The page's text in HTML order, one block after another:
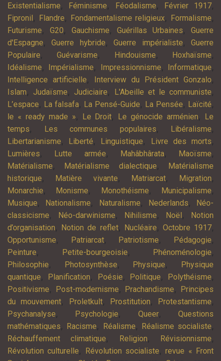
Existentialisme, Féminisme, Féodalisme, Février 1917,
Fipronil , Flandre, Fondamentalisme religieux, Formalisme,
Futurisme, G20, Gauchisme,Guérillas Urbaines,Guerre
d'Espagne,Guerre hybride,Guerre impérialiste,Guerre
Populaire,Guévarisme, Hindouisme, Hoxhaïsme,
Idéalisme, Impérialisme, Impressionnisme, Informatique,
Intelligence artificielle, Interview du Président Gonzalo,
Islam, Judaïsme, Judiciaire, L'Abeille et le communiste,
L’espace, La falsafa, La Pensé-Guide, La Pensée, Laïcité,
le « ready made », Le Droit, Le génocide arménien,
Le
temps, Les communes populaires, Libéralisme,
Libertarianisme, Liberté, Linguistique, Livre des morts,
Lumières, Lutte armée, Mahâbhârata, Maoïsme,
Matérialisme, Matérialisme dialectique,
Matérialisme
historique, Matière vivante, Matriarcat, Migration,
Monarchie, Monisme, Monothéisme, Municipalisme,
Musique, Nationalisme, Naturalisme, Nederlands,
Néo-
classicisme, Néo-darwinisme, Nihilisme, Noël ,
Notion
d’organisation, Notion de reflet, Nucléaire, Octobre 1917,
Opportunisme, Patriarcat, Patriotisme, Pédagogie,
Peinture, Petite-bourgeoisie, Phénoménologie,
Philosophie, Photosynthèse, Physique,
Physique
quantique, Planification, Poésie, Politique, Polythéisme,
Positivisme, Post-modernisme, Prachandisme,
Principes
du mouvement, Proletkult, Prostitution, Protestantisme,
Psychanalyse, Psychologie, Queer,Questions
mathématiques, Racisme, Réalisme, Réalisme socialiste,
Réchauffement climatique, Religion, Révisionnisme,
Révolution culturelle, Révolution socialiste,revue « Front